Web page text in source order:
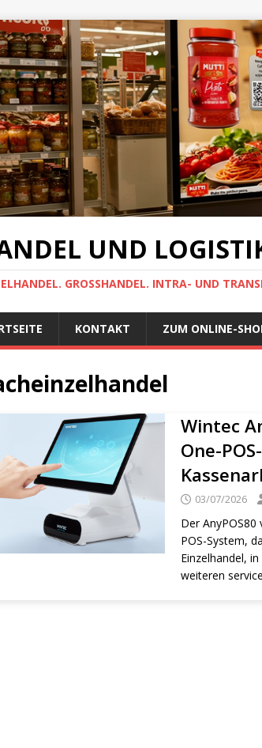
UND
GROSSHANDEL. INTRA- UND
KONTAKT ZUM ONLINE-
Wintec
One-
03/07/2026
Der
POS-System,
Einzelhandel,
weiteren